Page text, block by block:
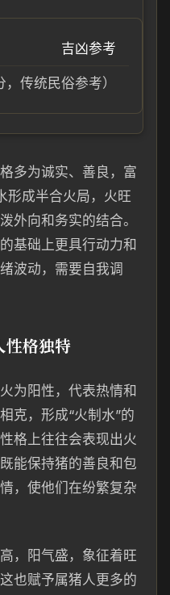
吉凶参考
，传统民俗参考）
多为诚实、善良，富
形成半合火局，火旺
外向和务实的结合。
基础上更具行动力和
波动，需要自我调
性格独特
为阳性，代表热情和
克，形成“火制水”的
格上往往会表现出火
能保持猪的善良和包
，使他们在纷繁复杂
，阳气盛，象征着旺
也赋予属猪人更多的